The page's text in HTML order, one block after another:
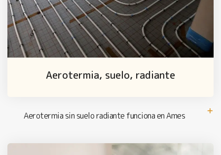
Aerotermia, suelo, radiante
Aerotermia sin suelo radiante funciona en Ames